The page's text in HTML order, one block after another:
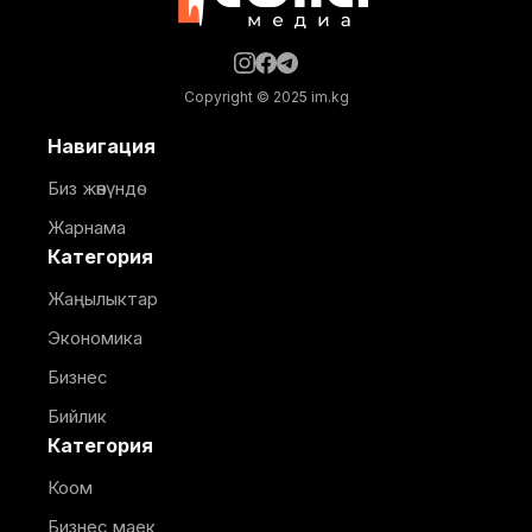
Copyright © 2025 im.kg
Навигация
Биз жөнүндө
Жарнама
Категория
Жаңылыктар
Экономика
Бизнес
Бийлик
Категория
Коом
Бизнес маек